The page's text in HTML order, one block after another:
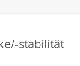
stabilität